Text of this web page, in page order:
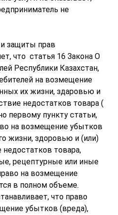
не
защиты прав
что статья 16 Закона О
Республики Казахстан,
на возмещение
их жизни, здаровью и
недостатков товара (
первому пункту статьи,
на возмещение убытков
жизни, здоровью и (или)
товара,
рецептурные или иные
на возмещение
в полном объеме.
что право
убытков (вреда),